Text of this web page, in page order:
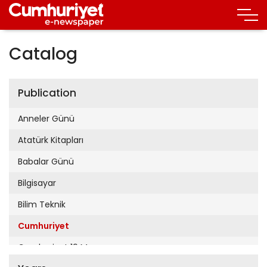
Catalog
Publication
Anneler Günü
Atatürk Kitapları
Babalar Günü
Bilgisayar
Bilim Teknik
Cumhuriyet
Cumhuriyet 19 Mayıs